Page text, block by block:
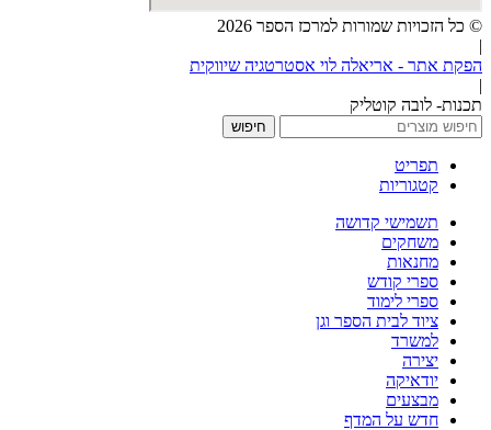
© כל הזכויות שמורות למרכז הספר 2026
|
הפקת אתר - אריאלה לוי אסטרטגיה שיווקית
|
תכנות- לובה קוטליק
חיפוש
תפריט
קטגוריות
תשמישי קדושה
משחקים
מחנאות
ספרי קודש
ספרי לימוד
ציוד לבית הספר וגן
למשרד
יצירה
יודאיקה
מבצעים
חדש על המדף